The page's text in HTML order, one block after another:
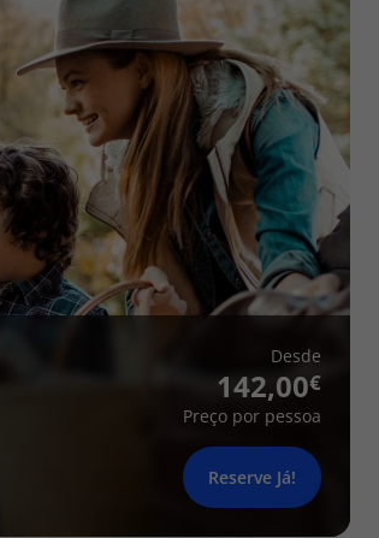
Desde
142,00
Preço por pessoa
Reserve Já!